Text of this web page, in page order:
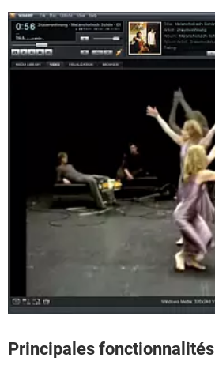
Principales fonctionnalités